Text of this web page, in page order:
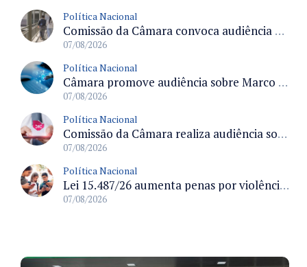
Política Nacional
Comissão da Câmara convoca audiência para discutir misoginia nas escolas e universidades após divulgação de listas misóginas
07/08/2026
Política Nacional
Câmara promove audiência sobre Marco de Fomento à Economia Digital e impactos da inteligência artificial
07/08/2026
Política Nacional
Comissão da Câmara realiza audiência sobre apostas online para medir o tamanho do mercado ilegal
07/08/2026
Política Nacional
Lei 15.487/26 aumenta penas por violência sexual digital contra crianças e adolescentes e autoriza ronda virtual para investigação
07/08/2026